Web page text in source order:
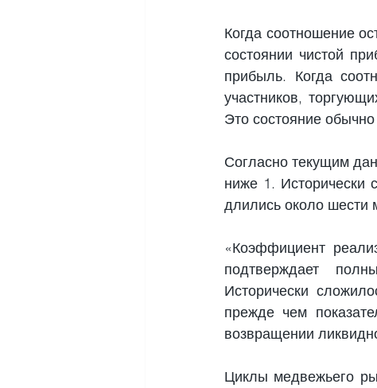
Когда соотношение
состоянии чистой
прибыль. Когда
участников,
Это состояние
Согласно текущим
ниже 1. Исторически
длились около шести
«Коэффициент
подтверждает
Исторически
прежде чем
возвращении
Циклы медвежьего